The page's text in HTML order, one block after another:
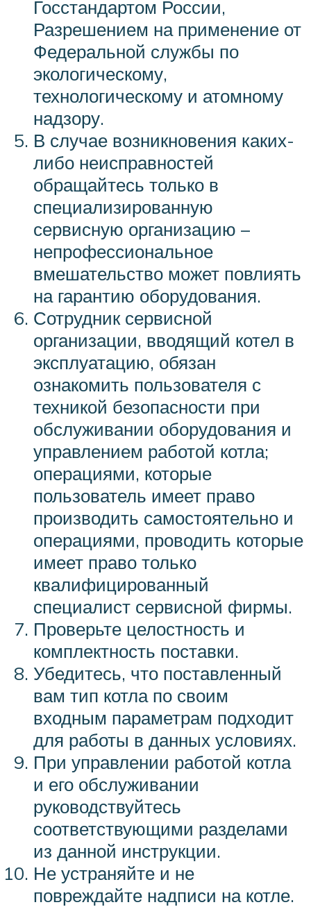
Госстандартом России,
Разрешением на применение от
Федеральной службы по
экологическому,
технологическому и атомному
надзору.
В случае возникновения каких-
либо неисправностей
обращайтесь только в
специализированную
сервисную организацию –
непрофессиональное
вмешательство может повлиять
на гарантию оборудования.
Сотрудник сервисной
организации, вводящий котел в
эксплуатацию, обязан
ознакомить пользователя с
техникой безопасности при
обслуживании оборудования и
управлением работой котла;
операциями, которые
пользователь имеет право
производить самостоятельно и
операциями, проводить которые
имеет право только
квалифицированный
специалист сервисной фирмы.
Проверьте целостность и
комплектность поставки.
Убедитесь, что поставленный
вам тип котла по своим
входным параметрам подходит
для работы в данных условиях.
При управлении работой котла
и его обслуживании
руководствуйтесь
соответствующими разделами
из данной инструкции.
Не устраняйте и не
повреждайте надписи на котле.